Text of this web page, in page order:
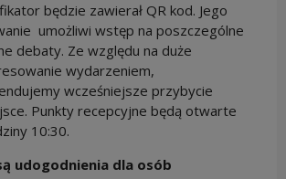
będzie zawierał QR kod. Jego
umożliwi wstęp na poszczególne
debaty. Ze względu na duże
wydarzeniem,
wcześniejsze przybycie
Punkty recepcyjne będą otwarte
10:30.
udogodnienia dla osób